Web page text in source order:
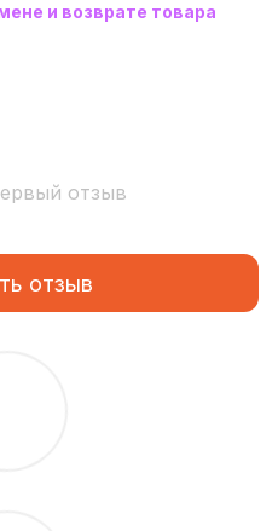
и возврате товара
отзыв
отзыв